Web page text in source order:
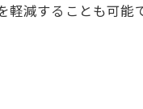
減することも可能で